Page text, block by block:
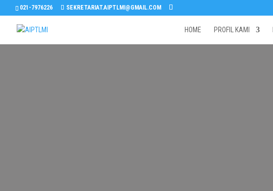
021-7976226 SEKRETARIAT.AIPTLMI@GMAIL.COM
HOME PROFIL KAMI